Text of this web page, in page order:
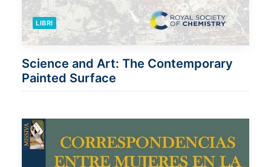
LIBRI
Science and Art: The Contemporary
Painted Surface